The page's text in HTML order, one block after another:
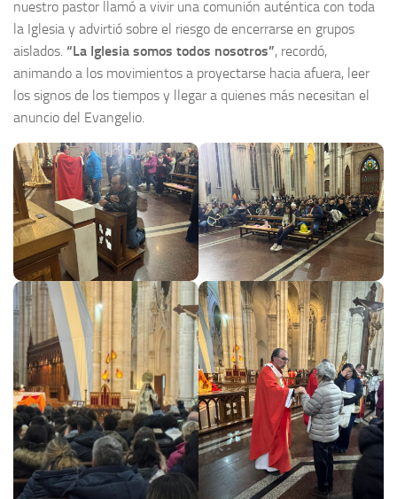
nuestro pastor llamó a vivir una comunión auténtica con toda
la Iglesia y advirtió sobre el riesgo de encerrarse en grupos
aislados. “La Iglesia somos todos nosotros”, recordó,
animando a los movimientos a proyectarse hacia afuera, leer
los signos de los tiempos y llegar a quienes más necesitan el
anuncio del Evangelio.